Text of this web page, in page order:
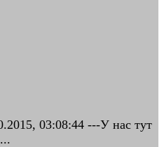
03:08:44 ---У нас тут